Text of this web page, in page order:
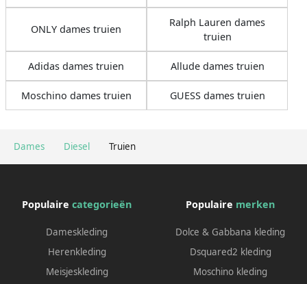
Dames Diesel Truien
ONLY dames truien
Ralph Lauren dames
truien
Adidas dames truien Allude dames truien
Moschino dames truien GUESS dames truien
Populaire categorieën
Dameskleding
Herenkleding
Meisjeskleding
Populaire merken
Dolce & Gabbana kleding
Dsquared2 kleding
Moschino kleding